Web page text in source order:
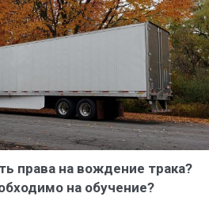
права на вождение трака?
на обучение?